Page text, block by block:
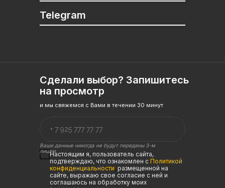
Telegram
Настоящим я, пользователь сайта,
подтверждаю, что ознакомлен с Политикой
конфиденциальности, размещенной на
сайте, выражаю свое согласие с ней и
соглашаюсь на обработку моих
Сделали выбор? Запишитесь
на просмотр
и мы свяжемся с Вами в течении 30 минут
Ваши данные никогда не будут переданы 3-м
лицам